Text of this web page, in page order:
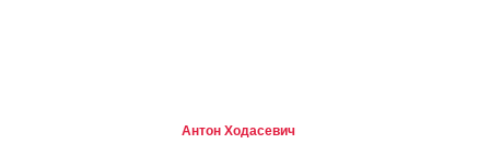
Антон Ходасевич